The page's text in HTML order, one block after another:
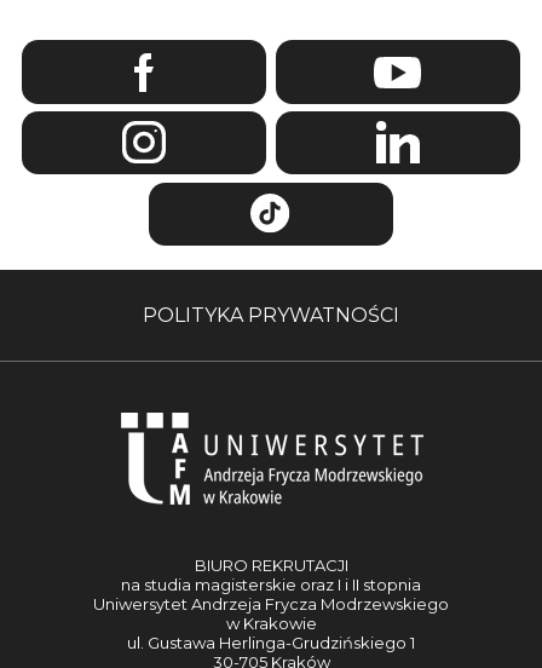
POLITYKA PRYWATNOŚCI
BIURO REKRUTACJI
na studia magisterskie oraz I i II stopnia
Uniwersytet Andrzeja Frycza Modrzewskiego
w Krakowie
ul. Gustawa Herlinga-Grudzińskiego 1
30-705 Kraków